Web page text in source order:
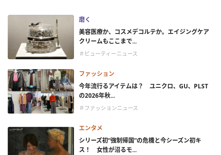
磨く
美容医療か、コスメデコルテか。エイジングケア
クリームもここまで...
＃ビューティーニュース
ファッション
今年流行るアイテムは？ ユニクロ、GU、PLST
の2026年秋...
＃ファッションニュース
エンタメ
シリーズ初“強制帰国”の危機と今シーズン初キ
ス！ 女性が沼るモ...